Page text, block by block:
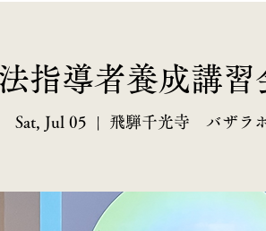
指導者養成講習
Sat, Jul 05 飛騨千光寺 バザラ